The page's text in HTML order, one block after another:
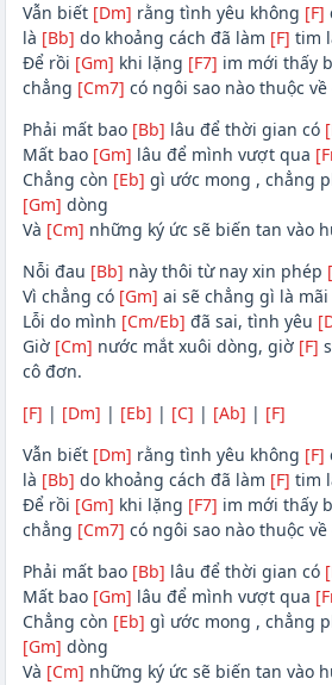
Vẫn biết [Dm] rằng tình yêu không [F]
là [Bb] do khoảng cách đã làm [F] tim
Để rồi [Gm] khi lặng [F7] im mới thấy
chẳng [Cm7] có ngôi sao nào thuộc
Phải mất bao [Bb] lâu để thời gian có
Mất bao [Gm] lâu để mình vượt qua
Chẳng còn [Eb] gì ước mong , chẳng
[Gm] dòng
Và [Cm] những ký ức sẽ biến tan vào
Nỗi đau [Bb] này thôi từ nay xin phép
Vì chẳng có [Gm] ai sẽ chẳng gì là mãi
Lỗi do mình [Cm/Eb] đã sai, tình yêu
Giờ [Cm] nước mắt xuôi dòng, giờ [F]
cô đơn.
[F] | [Dm] | [Eb] | [C] | [Ab] | [F]
Vẫn biết [Dm] rằng tình yêu không [F]
là [Bb] do khoảng cách đã làm [F] tim
Để rồi [Gm] khi lặng [F7] im mới thấy
chẳng [Cm7] có ngôi sao nào thuộc
Phải mất bao [Bb] lâu để thời gian có
Mất bao [Gm] lâu để mình vượt qua
Chẳng còn [Eb] gì ước mong , chẳng
[Gm] dòng
Và [Cm] những ký ức sẽ biến tan vào